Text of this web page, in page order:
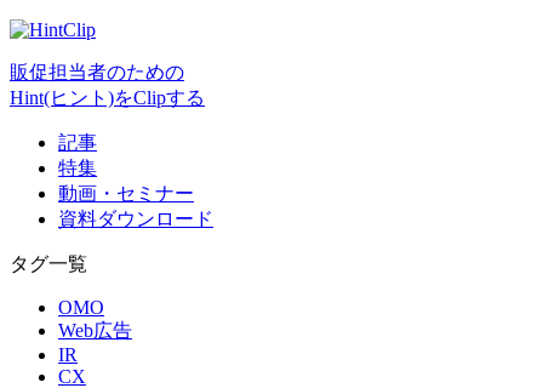
販促担当者のための
Hint(ヒント)をClipする
記事
特集
動画・セミナー
資料ダウンロード
タグ一覧
OMO
Web広告
IR
CX